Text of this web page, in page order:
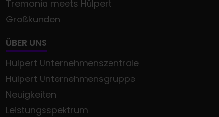
Tremonia meets Hülpert
Großkunden
ÜBER UNS
Hülpert Unternehmenszentrale
Hülpert Unternehmensgruppe
Neuigkeiten
Leistungsspektrum